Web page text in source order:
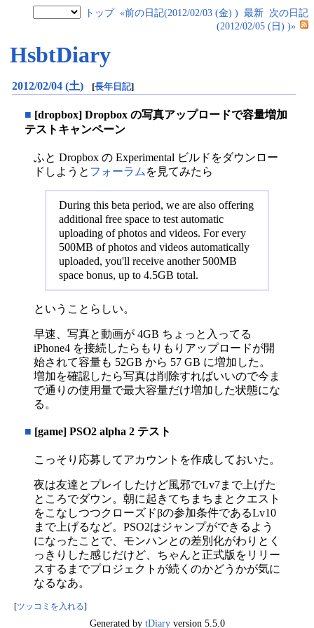
トップ «前の日記(2012/02/03 (金) ) 最新 次の日記
(2012/02/05 (日) )»
HsbtDiary
2012/02/04 (土) [長年日記]
■ [dropbox] Dropbox の写真アップロードで容量増加
テストキャンペーン
ふと Dropbox の Experimental ビルドをダウンロー
ドしようと フォーラム を見てみたら
During this beta period, we are also offering
additional free space to test automatic
uploading of photos and videos. For every
500MB of photos and videos automatically
uploaded, you'll receive another 500MB
space bonus, up to 4.5GB total.
ということらしい。
早速、写真と動画が 4GB ちょっと入ってる
iPhone4 を接続したらもりもりアップロードが開
始されて容量も 52GB から 57 GB に増加した。
増加を確認したら写真は削除すればいいので今ま
で通りの使用量で最大容量だけ増加した状態にな
る。
■ [game] PSO2 alpha 2 テスト
こっそり応募してアカウントを作成しておいた。
夜は友達とプレイしたけど風邪でLv7まで上げた
ところでダウン。朝に起きてちまちまとクエスト
をこなしつつクローズドβの参加条件であるLv10
まで上げるなど。PSO2はジャンプができるよう
になったことで、モンハンとの差別化がわりとく
っきりした感じだけど、ちゃんと正式版をリリー
スするまでプロジェクトが続くのかどうかが気に
なるなあ。
ツッコミを入れる
Generated by tDiaryversion 5.5.0